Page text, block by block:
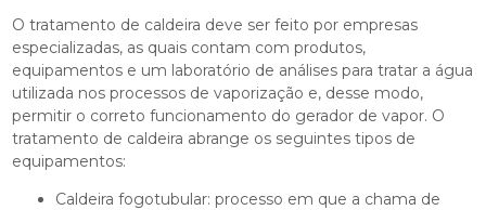
O tratamento de caldeira deve ser feito por empresas
especializadas, as quais contam com produtos,
equipamentos e um laboratório de análises para tratar a água
utilizada nos processos de vaporização e, desse modo,
permitir o correto funcionamento do gerador de vapor. O
tratamento de caldeira abrange os seguintes tipos de
equipamentos:
Caldeira fogotubular: processo em que a chama de